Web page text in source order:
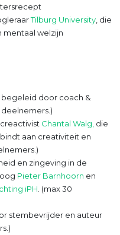
Tilburg University, die
mentaal welzijn
begeleid door coach &
deelnemers.)
Chantal Walg, die
aan creativiteit en
en zingeving in de
Pieter Barnhoorn en
iPH . (max 30
stembevrijder en auteur